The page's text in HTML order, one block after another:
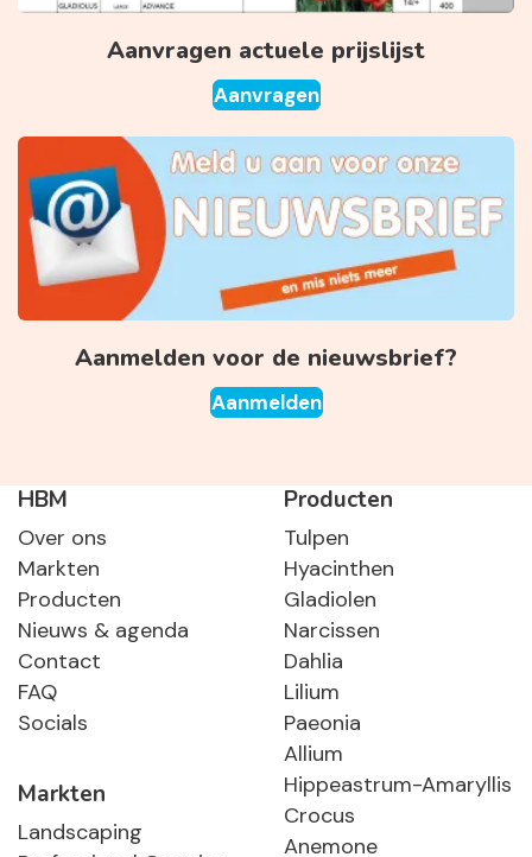
Aanvragen actuele prijslijst
Aanvragen
Aanmelden voor de nieuwsbrief?
Aanmelden
HBM
Over ons
Markten
Producten
Nieuws & agenda
Contact
FAQ
Socials
Markten
Landscaping
Producten
Tulpen
Hyacinthen
Gladiolen
Narcissen
Dahlia
Lilium
Paeonia
Allium
Hippeastrum-Amaryllis
Crocus
Anemone